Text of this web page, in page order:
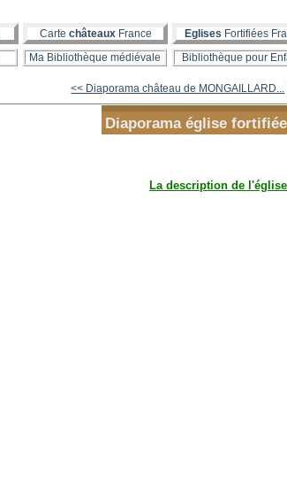
Carte châteauxFrance Eglises Fortifiées
Ma Bibliothèque médiévale Bibliothèque pour
<< Diaporama château de MONGAILLARD...
Diaporama église
La description de